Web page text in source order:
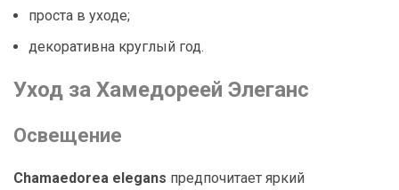
проста в уходе;
декоративна круглый год.
Уход за Хамедореей Элеганс
Освещение
Chamaedorea elegans предпочитает яркий